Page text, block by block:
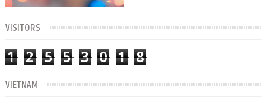
VISITORS
1 2 5 5 3 0 1 8
VIETNAM